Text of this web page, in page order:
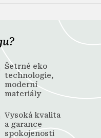
Šetrné eko
technologie,
moderní
materiály
Vysoká kvalita
a garance
spokojenosti